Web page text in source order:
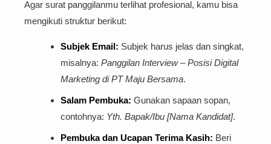
Agar surat panggilanmu terlihat profesional, kamu bisa
mengikuti struktur berikut:
Subjek Email: Subjek harus jelas dan singkat,
misalnya: Panggilan Interview – Posisi Digital
Marketing di PT Maju Bersama.
Salam Pembuka: Gunakan sapaan sopan,
contohnya: Yth. Bapak/Ibu [Nama Kandidat].
Pembuka dan Ucapan Terima Kasih: Beri